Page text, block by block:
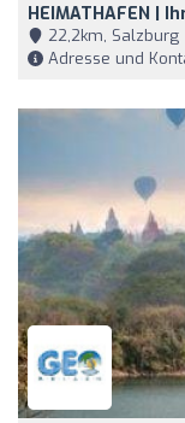
HEIMATHAFEN |
22,2km, Salzburg
Adresse und